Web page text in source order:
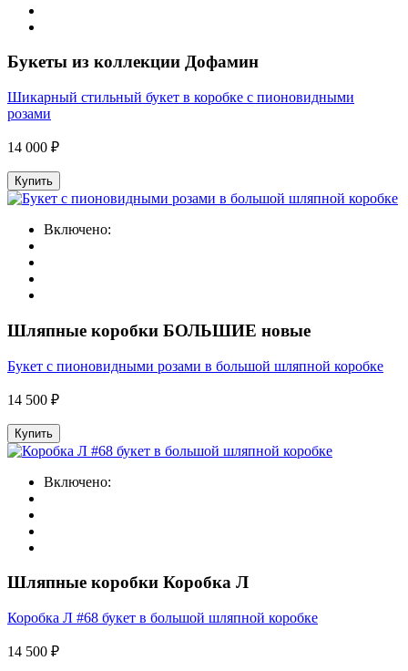
Букеты из коллекции Дофамин
Шикарный стильный букет в коробке с пионовидными
розами
14 000 ₽
Купить
Включено:
Шляпные коробки БОЛЬШИЕ новые
Букет с пионовидными розами в большой шляпной коробке
14 500 ₽
Купить
Включено:
Шляпные коробки Коробка Л
Коробка Л #68 букет в большой шляпной коробке
14 500 ₽